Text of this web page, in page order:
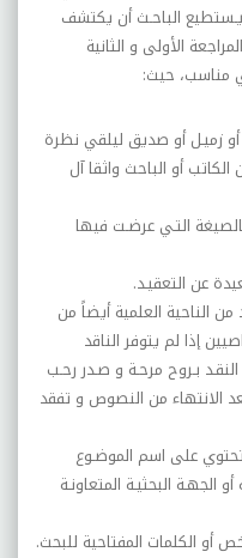
الباحـث أن يكتشف
الأولى و الثانية
مناسب، حيث:
أو زميـل أو صديق ليلقي نظرة
أو الباحث واثقا آل
التـي عرضـت فيها
عن التعقيـد.
الناحية العلمية أيضاً من
إذا لم يتوفر الناقد
بـروح مرحـة و صـدر رحـب
الانتهاء من النصوص و تفقد
على اسم الموضـوع
البحثيـة المتعاونـة
أو الكلمات المفتاحية للبحث.